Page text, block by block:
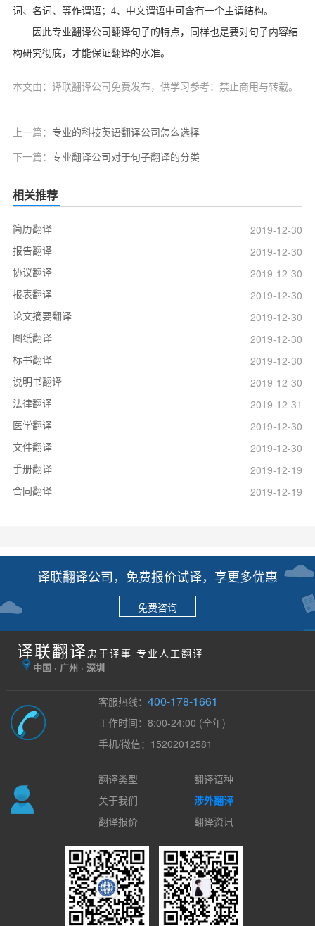
词、名词、等作谓语； 4、中文谓语中可含有一个主谓结构。
因此专业翻译公司翻译句子的特点，同样也是要对句子内容结
构研究彻底，才能保证翻译的水准。
本文由：译联翻译公司免费发布，供学习参考：禁止商用与转载。
上一篇： 专业的科技英语翻译公司怎么选择
下一篇： 专业翻译公司对于句子翻译的分类
相关推荐
简历翻译
2019-12-30
报告翻译
2019-12-30
协议翻译
2019-12-30
报表翻译
2019-12-30
论文摘要翻译
2019-12-30
图纸翻译
2019-12-30
标书翻译
2019-12-30
说明书翻译
2019-12-30
法律翻译
2019-12-31
医学翻译
2019-12-30
文件翻译
2019-12-30
手册翻译
2019-12-19
合同翻译
2019-12-19
译联翻译公司，免费报价试译，享更多优惠
免费咨询
译联翻译 忠于译事 专业人工翻译
中国 · 广州 · 深圳
客服热线：400-178-1661
工作时间：8:00-24:00 (全年)
手机/微信：15202012581
翻译类型
翻译语种
关于我们
涉外翻译
翻译报价
翻译资讯